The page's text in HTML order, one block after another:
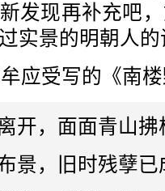
发现再补充吧
实景的明朝人
受写的《南楼
，面面青山拂
，旧时残孽已